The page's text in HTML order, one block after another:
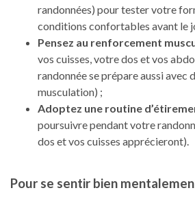
randonnées) pour tester votre
conditions confortables avant le
Pensez au renforcement
vos cuisses, votre dos et vos
randonnée se prépare aussi avec
musculation) ;
Adoptez une routine
poursuivre pendant votre
dos et vos cuisses apprécieront).
Pour se sentir bien